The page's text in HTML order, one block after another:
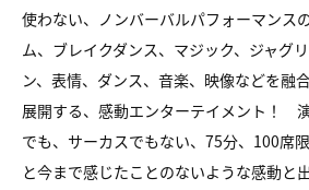
使わない、ノンバーバルパフォーマンス
ム、ブレイクダンス、マジック、ジャグ
ン、表情、ダンス、音楽、映像などを融
展開する、感動エンターテイメント！
でも、サーカスでもない、75分、100席
と今まで感じたことのないような感動と